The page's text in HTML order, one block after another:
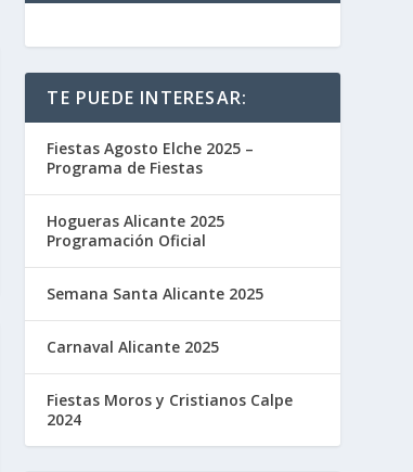
TE PUEDE INTERESAR:
Fiestas Agosto Elche 2025 –
Programa de Fiestas
Hogueras Alicante 2025
Programación Oficial
Semana Santa Alicante 2025
Carnaval Alicante 2025
Fiestas Moros y Cristianos Calpe
2024